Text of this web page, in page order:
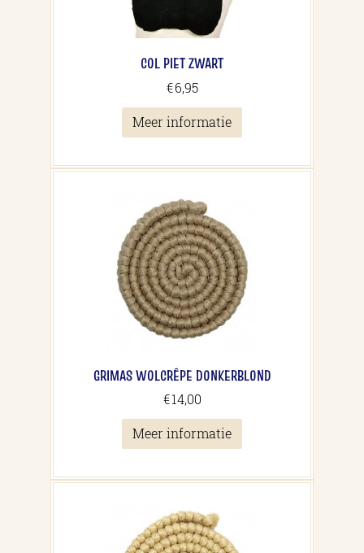
COL PIET ZWART
€6,95
Meer informatie
GRIMAS WOLCRÊPE DONKERBLOND
€14,00
Meer informatie